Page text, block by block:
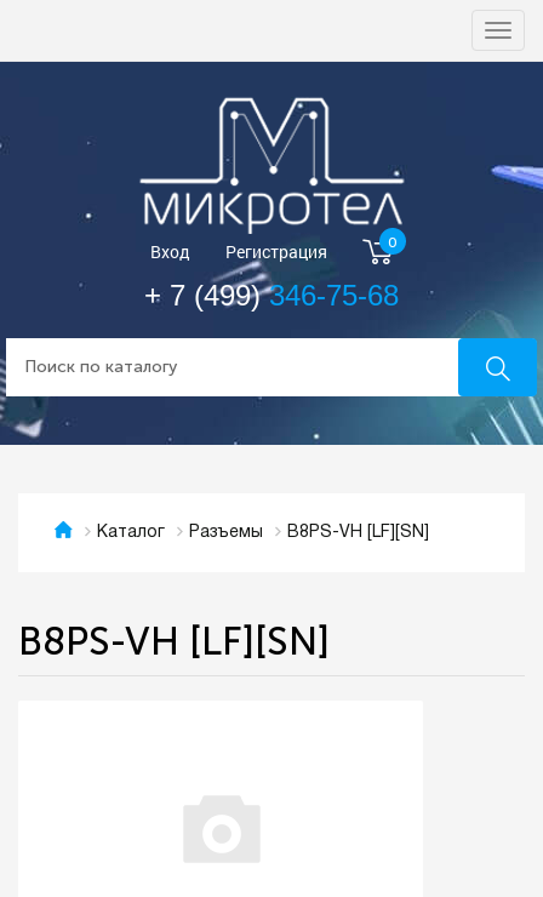
Вход Регистрация 0
+ 7 (499)346-75-68
Каталог Разъемы B8PS-VH [LF][SN]
B8PS-VH [LF][SN]